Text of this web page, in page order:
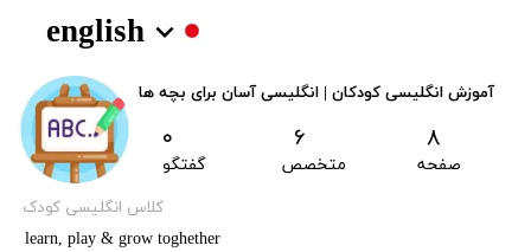
english
کلاس انگلیسی کودک
آموزش انگلیسی کودکان | انگلیسی آسان برای بچه ها
صفحه متخصص گفتگو
۸ ۶ ۰
learn, play & grow toghether